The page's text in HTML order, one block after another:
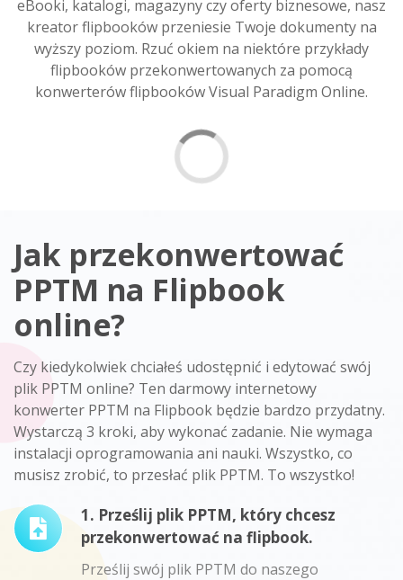
eBooki, katalogi, magazyny czy oferty biznesowe, nasz
kreator flipbooków przeniesie Twoje dokumenty na
wyższy poziom. Rzuć okiem na niektóre przykłady
flipbooków przekonwertowanych za pomocą
konwerterów flipbooków Visual Paradigm Online.
Jak przekonwertować
PPTM na Flipbook
online?
Czy kiedykolwiek chciałeś udostępnić i edytować swój
plik PPTM online? Ten darmowy internetowy
konwerter PPTM na Flipbook będzie bardzo przydatny.
Wystarczą 3 kroki, aby wykonać zadanie. Nie wymaga
instalacji oprogramowania ani nauki. Wszystko, co
musisz zrobić, to przesłać plik PPTM. To wszystko!
1. Prześlij plik PPTM, który chcesz
przekonwertować na flipbook.
Prześlij swój plik PPTM do naszego